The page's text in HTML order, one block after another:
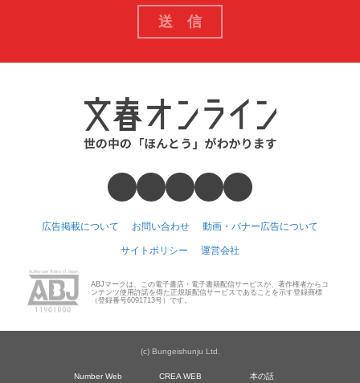
広告掲載について お問い合わせ 動画・バナー広告について
サイトポリシー 運営会社
ABJマークは、この電子書店・電子書籍配信サービスが、著作権者からコ
ンテンツ使用許諾を得た正規版配信サービスであることを示す登録商標
（登録番号6091713号）です。
(c) Bungeishunju Ltd.
Number Web CREA WEB 本の話